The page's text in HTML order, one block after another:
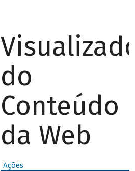
Visualizador
do
Conteúdo
da Web
Ações